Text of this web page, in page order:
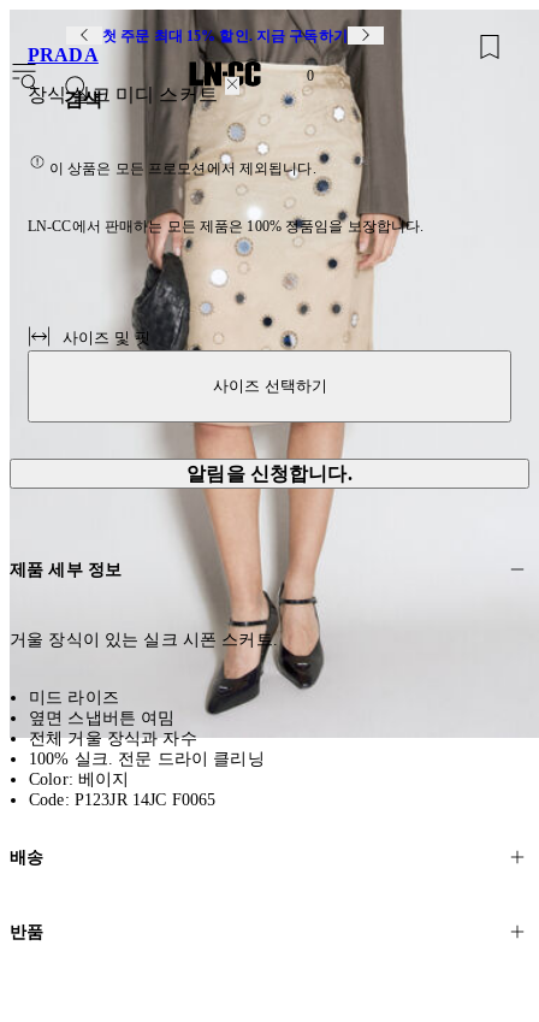
첫 주문 최대 15% 할인. 지금 구독하기
검색
0
PRADA
장식 실크 미디 스커트
이 상품은 모든 프로모션에서 제외됩니다.
LN-CC에서 판매하는 모든 제품은 100% 정품임을 보장합니다.
사이즈 및 핏
사이즈 선택하기
알림을 신청합니다.
제품 세부 정보
거울 장식이 있는 실크 시폰 스커트.
미드 라이즈
옆면 스냅버튼 여밈
전체 거울 장식과 자수
100% 실크. 전문 드라이 클리닝
Color: 베이지
Code: P123JR 14JC F0065
배송
고객님의 위치에 따라 일반 배송과 익스프레스 배송을 제공합니다.
반품